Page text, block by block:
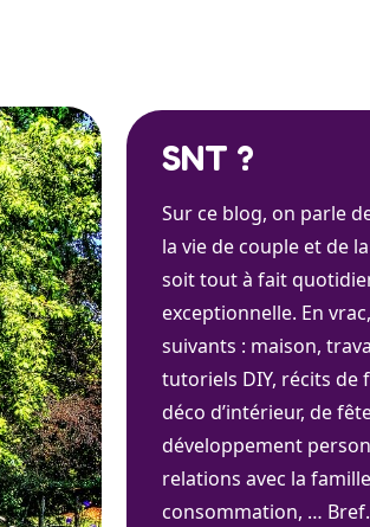
SNT ?
Sur ce blog, on parle
la vie de couple et de
soit tout à fait
exceptionnelle. En
suivants : maison,
tutoriels DIY, récits de
déco d’intérieur, de
développement
relations avec la
consommation, … Bref.